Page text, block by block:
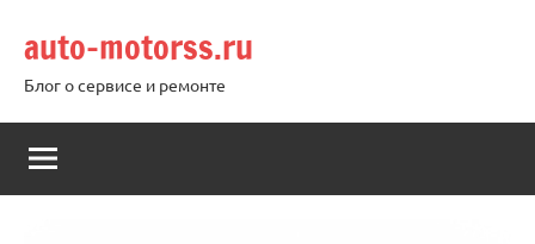
содержимому
auto-motorss.ru
Блог о сервисе и ремонте